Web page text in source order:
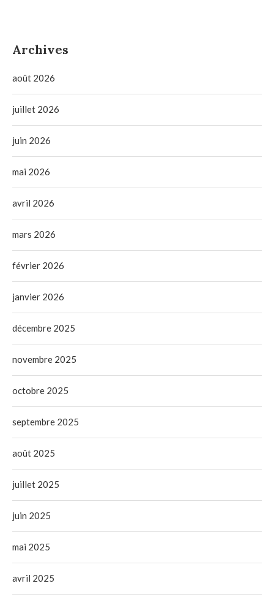
Archives
août 2026
juillet 2026
juin 2026
mai 2026
avril 2026
mars 2026
février 2026
janvier 2026
décembre 2025
novembre 2025
octobre 2025
septembre 2025
août 2025
juillet 2025
juin 2025
mai 2025
avril 2025